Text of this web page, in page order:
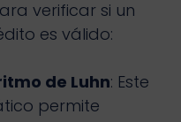
verificar si un
es válido:
de Luhn: Este
permite